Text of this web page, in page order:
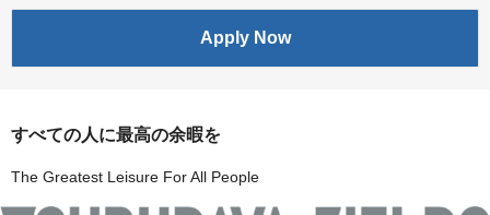
Apply Now
すべての人に最高の余暇を
The Greatest Leisure For All People